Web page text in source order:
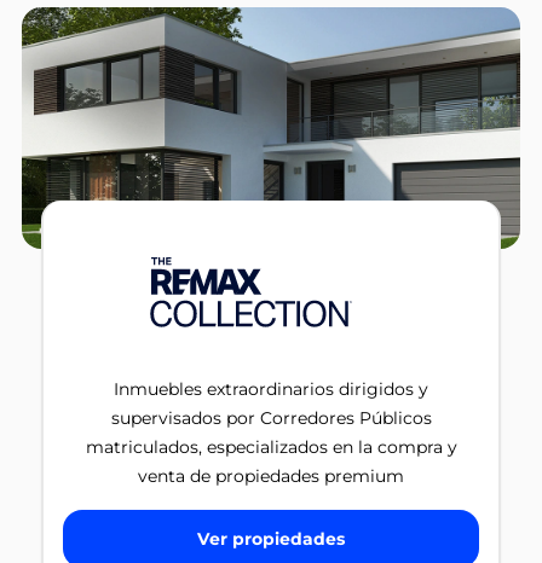
Inmuebles extraordinarios dirigidos y
supervisados por Corredores Públicos
matriculados, especializados en la compra y
venta de propiedades premium
Ver propiedades